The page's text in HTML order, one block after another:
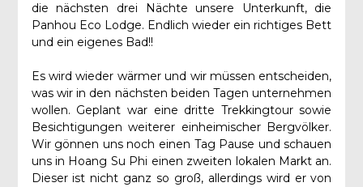
die nächsten drei Nächte unsere Unterkunft, die
Panhou Eco Lodge. Endlich wieder ein richtiges Bett
und ein eigenes Bad!!
Es wird wieder wärmer und wir müssen entscheiden,
was wir in den nächsten beiden Tagen unternehmen
wollen. Geplant war eine dritte Trekkingtour sowie
Besichtigungen weiterer einheimischer Bergvölker.
Wir gönnen uns noch einen Tag Pause und schauen
uns in Hoang Su Phi einen zweiten lokalen Markt an.
Dieser ist nicht ganz so groß, allerdings wird er von